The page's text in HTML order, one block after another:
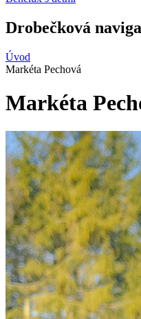
Drobečková
Úvod
Markéta Pechová
Markéta